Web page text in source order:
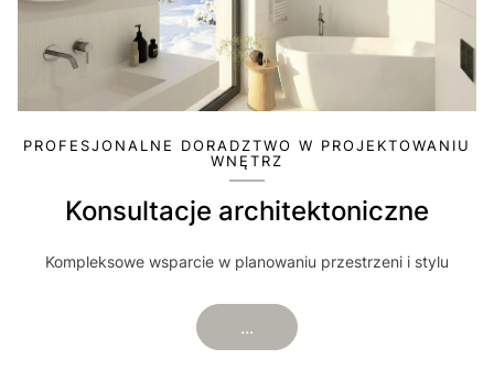
PROFESJONALNE DORADZTWO W PROJEKTOWANIU
WNĘTRZ
Konsultacje architektoniczne
Kompleksowe wsparcie w planowaniu przestrzeni i stylu
...